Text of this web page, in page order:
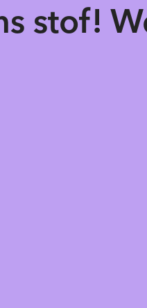
stof!